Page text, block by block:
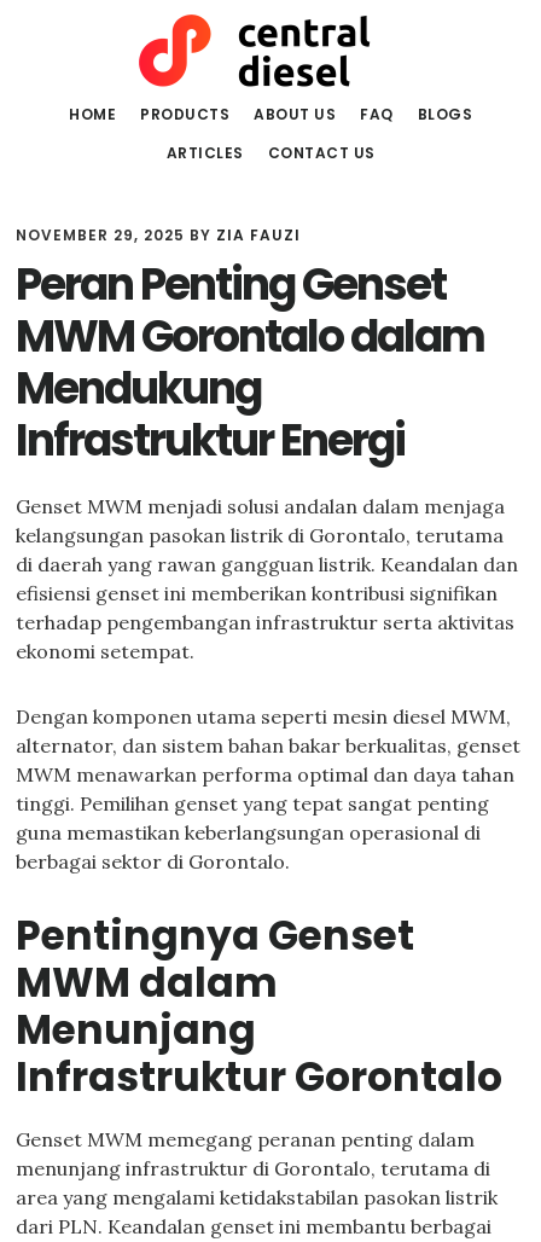
HOME PRODUCTS ABOUT US FAQ
BLOGS
ARTICLES
CONTACT US
NOVEMBER 29, 2025 BY ZIA FAUZI
Peran Penting Genset
MWM Gorontalo dalam
Mendukung
Infrastruktur Energi
Genset MWM menjadi solusi andalan dalam menjaga
kelangsungan pasokan listrik di Gorontalo, terutama
di daerah yang rawan gangguan listrik. Keandalan dan
efisiensi genset ini memberikan kontribusi signifikan
terhadap pengembangan infrastruktur serta aktivitas
ekonomi setempat.
Dengan komponen utama seperti mesin diesel MWM,
alternator, dan sistem bahan bakar berkualitas, genset
MWM menawarkan performa optimal dan daya tahan
tinggi. Pemilihan genset yang tepat sangat penting
guna memastikan keberlangsungan operasional di
berbagai sektor di Gorontalo.
Pentingnya Genset
MWM dalam
Menunjang
Infrastruktur Gorontalo
Genset MWM memegang peranan penting dalam
menunjang infrastruktur di Gorontalo, terutama di
area yang mengalami ketidakstabilan pasokan listrik
dari PLN. Keandalan genset ini membantu berbagai